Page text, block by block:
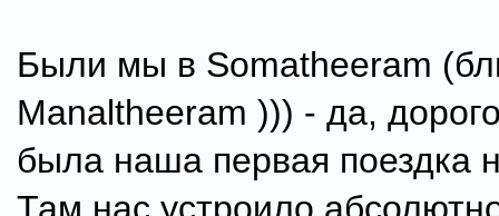
Были мы в Somatheeram
Manaltheeram ))) - да,
была наша первая поездка